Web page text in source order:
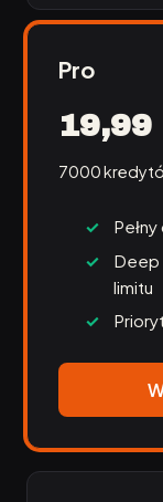
Pro
19,99
7000
Deep
limitu